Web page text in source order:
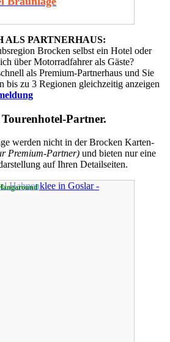
ALS PARTNERHAUS:
Brocken selbst ein Hotel oder
über Motorradfahrer als Gäste?
als Premium-Partnerhaus und Sie
bis zu 3 Regionen gleichzeitig anzeigen
Partner.
werden nicht in der Brocken Karten-
Premium-Partner) und bieten nur eine
auf Ihren Detailseiten.